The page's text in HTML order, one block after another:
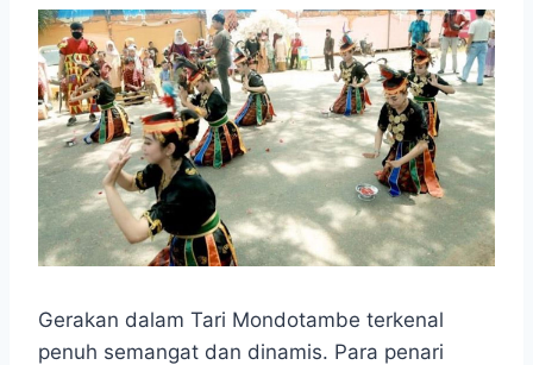
Gerakan dalam Tari Mondotambe terkenal
penuh semangat dan dinamis. Para penari